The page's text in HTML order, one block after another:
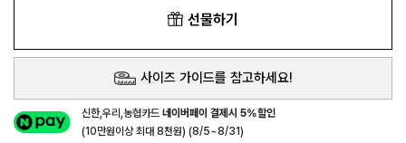
선물하기
사이즈 가이드를 참고하세요!
신한,우리,농협카드네이버페이 결제시 5%할인
(10만원이상 최대 8천원) (8/5~8/31)